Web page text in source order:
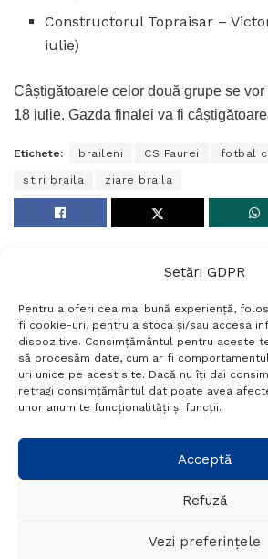
Setări GDPR
Pentru a oferi cea mai bună experiență,
fi cookie-uri, pentru a stoca și/sau accesa
dispozitive. Consimțământul pentru aceste
să procesăm date, cum ar fi
uri unice pe acest site. Dacă nu îți dai
retragi consimțământul dat poate avea
unor anumite funcționalități și funcții.
Acceptă
Refuză
Vezi preferințele
Constructorul Topraisar –
iulie)
Câștigătoarele celor două grupe se
18 iulie. Gazda finalei va fi
Etichete: braileni CS Faurei fotbal
stiri braila ziare braila
Termeni si conditii
Politică de
Politica cookies
Setări GDPR
+40 788 760